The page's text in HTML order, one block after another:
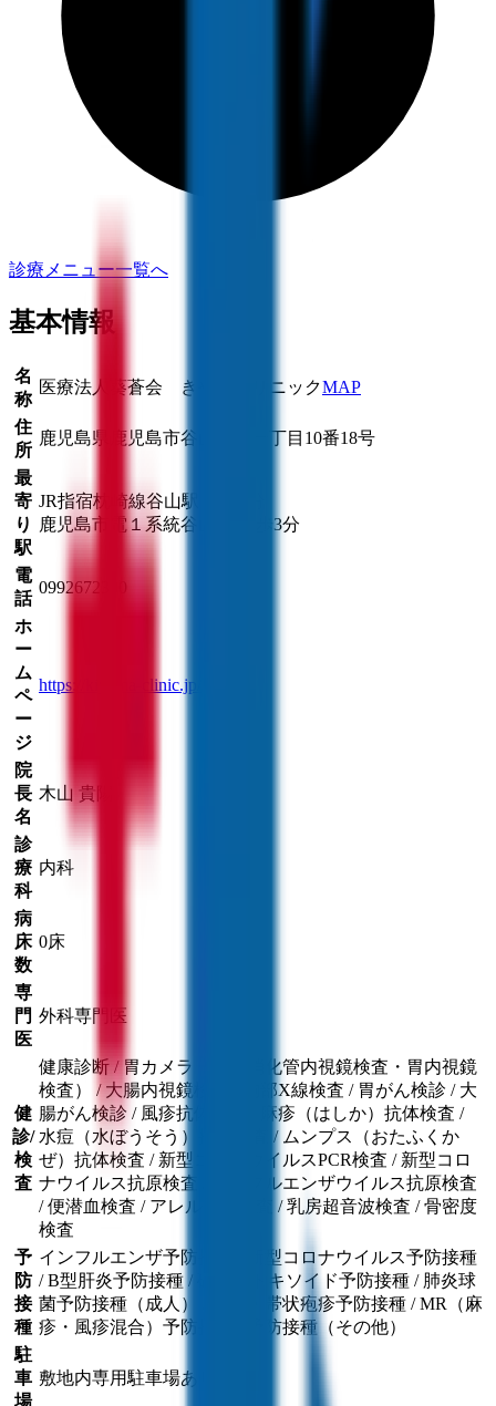
診療メニュー一覧へ
基本情報
名
称
医療法人葵蒼会 きやまクリニックMAP
住
所
鹿児島県鹿児島市谷山中央一丁目10番18号
最
寄
り
駅
JR指宿枕崎線谷山駅
鹿児島市電１系統谷山駅 3分
電
話
0992672300
ホ
ー
ム
ペ
ー
ジ
https://kiyama-clinic.jp/
院
長
名
木山 貴陽
診
療
科
内科
病
床
数
0床
専
門
医
外科専門医
健
診/
検
査
健康診断 / 胃カメラ（上部消化管内視鏡検査・胃内視鏡
検査） / 大腸内視鏡検査 / 胸部X線検査 / 胃がん検診 / 大
腸がん検診 / 風疹抗体検査 / 麻疹（はしか）抗体検査 /
水痘（水ぼうそう）抗体検査 / ムンプス（おたふくか
ぜ）抗体検査 / 新型コロナウイルスPCR検査 / 新型コロ
ナウイルス抗原検査 / インフルエンザウイルス抗原検査
/ 便潜血検査 / アレルギー検査 / 乳房超音波検査 / 骨密度
検査
予
防
接
種
インフルエンザ予防接種 / 新型コロナウイルス予防接種
/ B型肝炎予防接種 / 破傷風トキソイド予防接種 / 肺炎球
菌予防接種（成人） / 水痘・帯状疱疹予防接種 / MR（麻
疹・風疹混合）予防接種 / 予防接種（その他）
駐
車
場
敷地内専用駐車場あり